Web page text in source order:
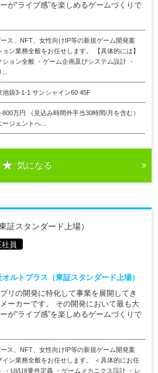
が“ライブ感”を楽しめるゲームづくりで
ス、NFT、女性向けIP等の新規ゲーム開発案
ン業務全般をお任せします。 【具体的には】
ション全般 ・ゲーム企画及びシステム設計 ・
池袋3-1-1 サンシャイン60 45F
万円 （見込み時間外手当30時間/月を含む）
ジェントへ...
気になる
証スタンダード上場）
社員
ルトプラス（東証スタンダード上場）
リの開発に特化して事業を展開してき
ーカーです。 その開発において最も大
が“ライブ感”を楽しめるゲームづくりで
ス、NFT、女性向けIP等の新規ゲーム開発案
イン業務全般をお任せします。 ＜具体的にお任
・UI/UX要件定義 ・ゲームメカニクス設計 ・レ